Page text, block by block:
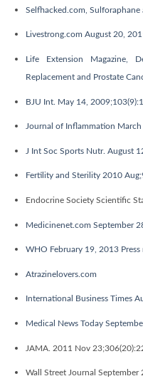
Selfhacked.com, Sulforaphane
Livestrong.com August 20,
Life Extension Magazine,
Replacement and Prostate
BJU Int. May 14,
Journal of Inflammation
J Int Soc Sports Nutr. August
Fertility and Sterility 2010
Endocrine Society Scientific
Medicinenet.com September
WHO February 19, 2013 Press
Atrazinelovers.com
International Business Times
Medical News Today
JAMA. 2011 Nov
Wall Street Journal September